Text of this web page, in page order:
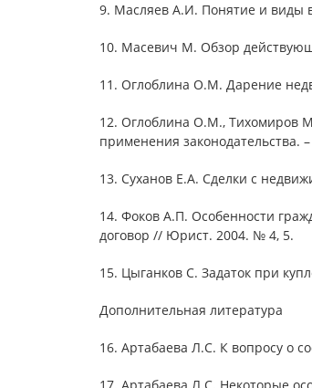
9. Масляев А.И. Понятие и виды
10. Масевич М. Обзор
11. Оглоблина О.М. Дарение
12. Оглоблина О.М., Тихомиров
применения
13. Суханов Е.А. Сделки с
14. Фоков А.П. Особенности
договор // Юрист. 2004. № 4, 5.
15. Цыганков С. Задаток при
Дополнительная литература
16. Артабаева Л.С. К вопросу о